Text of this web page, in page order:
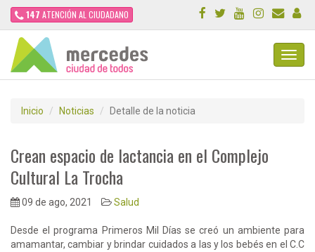
147 ATENCIÓN AL CIUDADANO
Inicio Noticias Detalle de la noticia
Crean espacio de lactancia en el Complejo
Cultural La Trocha
09 de ago, 2021 Salud
Desde el programa Primeros Mil Días se creó un ambiente para
amamantar, cambiar y brindar cuidados a las y los bebés en el C.C